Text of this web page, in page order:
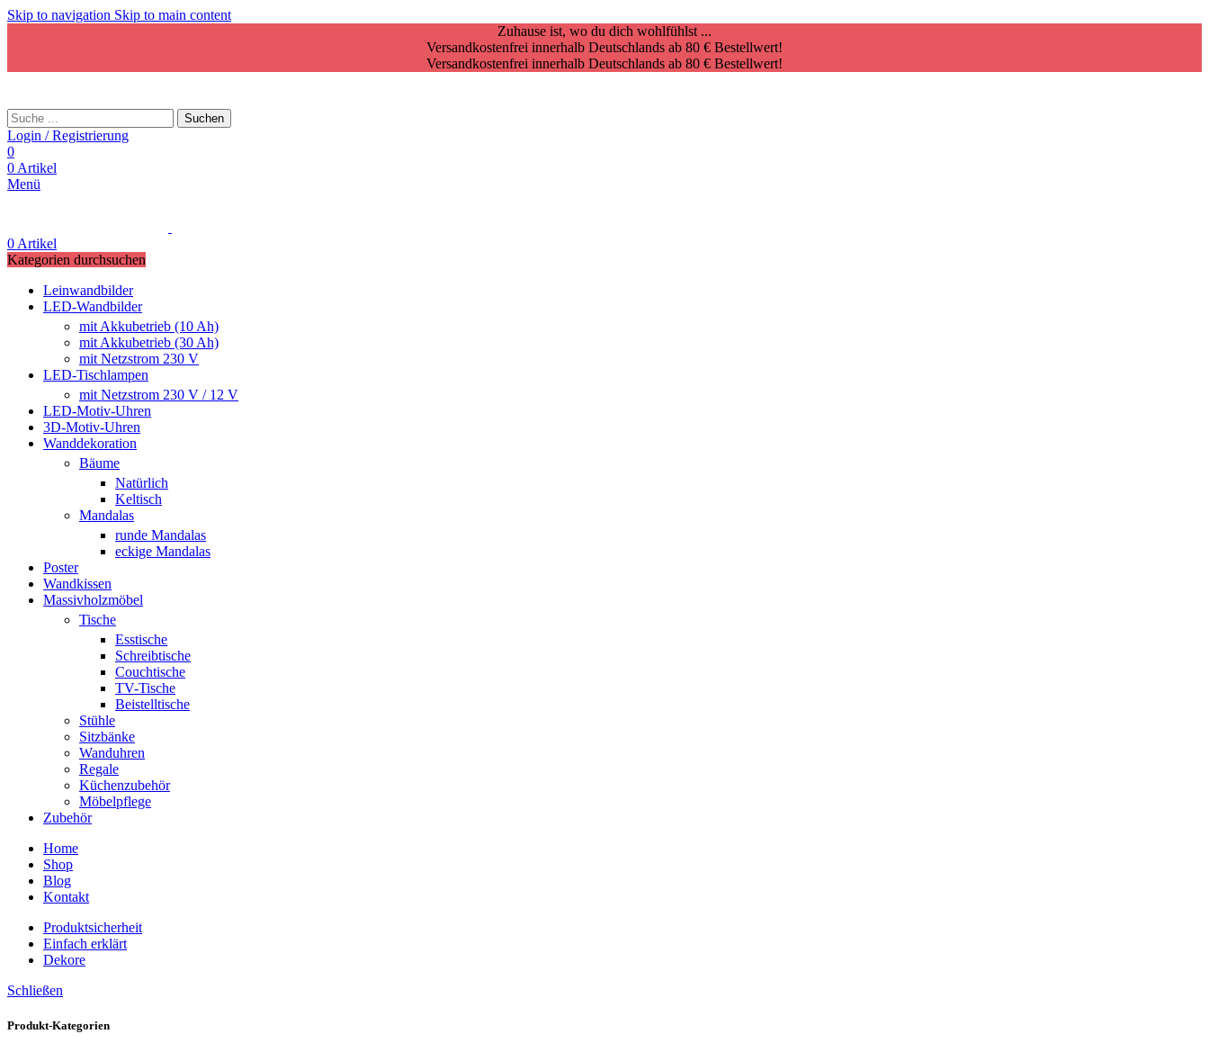
Skip to navigation Skip to main content
Zuhause ist, wo du dich wohlfühlst ...
Versandkostenfrei innerhalb Deutschlands ab 80 € Bestellwert!
Versandkostenfrei innerhalb Deutschlands ab 80 € Bestellwert!
Suchen
Login / Registrierung
0
0 Artikel
Menü
0 Artikel
Kategorien durchsuchen
Leinwandbilder
LED-Wandbilder
mit Akkubetrieb (10 Ah)
mit Akkubetrieb (30 Ah)
mit Netzstrom 230 V
LED-Tischlampen
mit Netzstrom 230 V / 12 V
LED-Motiv-Uhren
3D-Motiv-Uhren
Wanddekoration
Bäume
Natürlich
Keltisch
Mandalas
runde Mandalas
eckige Mandalas
Poster
Wandkissen
Massivholzmöbel
Tische
Esstische
Schreibtische
Couchtische
TV-Tische
Beistelltische
Stühle
Sitzbänke
Wanduhren
Regale
Küchenzubehör
Möbelpflege
Zubehör
Home
Shop
Blog
Kontakt
Produktsicherheit
Einfach erklärt
Dekore
Schließen
Produkt-Kategorien